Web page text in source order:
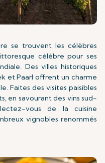
se trouvent les célèbres
célèbre pour ses
Des villes historiques
et Paarl offrent un charme
Faites des visites paisibles
en savourant des vins sud-
vous de la cuisine
vignobles renommés